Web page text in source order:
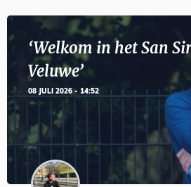
‘Welkom in het San
Veluwe’
08 JULI 2026 - 14:52